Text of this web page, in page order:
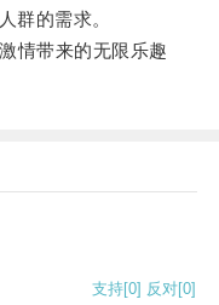
群的需求。
带来的无限乐趣
支持[0] 反对[0]